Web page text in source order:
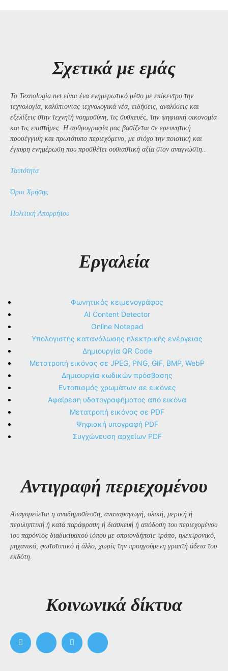
Σχετικά με εμάς
Το Texnologia.net είναι ένα ενημερωτικό μέσο με επίκεντρο την
τεχνολογία, καλύπτοντας τεχνολογικά νέα, ειδήσεις, αναλύσεις και
εξελίξεις στην τεχνητή νοημοσύνη, τις συσκευές, την ψηφιακή οικονομία
και τις επιστήμες. Η αρθρογραφία μας βασίζεται σε ερευνητική
προσέγγιση και πρωτότυπο περιεχόμενο, με στόχο την ποιοτική και
έγκυρη ενημέρωση που προσθέτει ουσιαστική αξία στον αναγνώστη..
Ταυτότητα
Όροι Χρήσης
Πολιτική Απορρήτου
Εργαλεία
Φωνητικός κειμενογράφος
AI Content Detector
Online Notepad
Υπολογιστής κατανάλωσης ηλεκτρικής ενέργειας
Δημιουργία QR Code
Μετατροπή εικόνας σε JPEG, PNG, GIF, BMP, WebP
Δημιουργία κωδικών πρόσβασης
Εντοπισμός χρωμάτων σε εικόνες
Αφαίρεση υδατογραφήματος από εικόνα
Μετατροπή εικόνας σε PDF
Ψηφιακή υπογραφή PDF
Συγχώνευση αρχείων PDF
Αντιγραφή περιεχομένου
Απαγορεύεται η αναδημοσίευση, αναπαραγωγή, ολική, μερική ή
περιληπτική ή κατά παράφραση ή διασκευή ή απόδοση του περιεχομένου
του παρόντος διαδικτυακού τόπου με οποιονδήποτε τρόπο, ηλεκτρονικό,
μηχανικό, φωτοτυπικό ή άλλο, χωρίς την προηγούμενη γραπτή άδεια του
εκδότη.
Kοινωνικά δίκτυα